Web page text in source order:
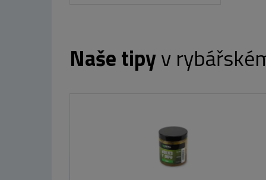
Naše tipyv